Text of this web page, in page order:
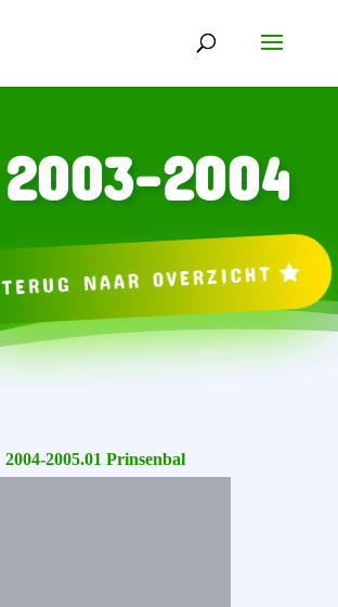
2003-2004
TERUG NAAR OVERZICHT
2004-2005.01 Prinsenbal